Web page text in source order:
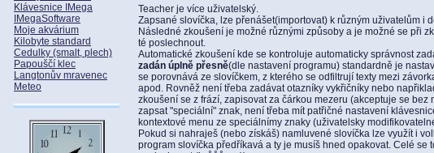
Klávesnice IMega
IMegaSoftware
Moje akvárium
Kilobyte standard
Cedulky (smalt, plech)
Papouščí klec
Langtonův mravenec
Meteo
Teacher je více uživatelský.
Zapsané slovíčka, lze přenášet(importovat) k různým uživatelům i
Následné zkoušení je možné různými způsoby a je možné se při
té poslechnout.
Automatické zkoušení kde se kontroluje automaticky správnost
zadán úplně přesně(dle nastavení programu) standardně je
se porovnává ze slovíčkem, z kterého se odfiltrují texty mezi
apod. Rovněž není třeba zadávat otazníky vykřičníky nebo
zkoušení se z frází, zapisovat za čárkou mezeru (akceptuje se bez
zapsat "speciální" znak, není třeba mít patřičné nastavení
kontextové menu ze speciálnímy znaky (uživatelsky
Pokud si nahraješ (nebo získáš) namluvené slovíčka lze využít i
program slovíčka předříkavá a ty je musíš hned opakovat. Celé se